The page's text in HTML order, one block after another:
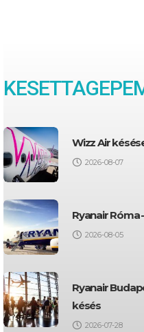
Wizz Air
2026-08-07
Ryanair Róma
2026-08-05
Ryanair
késés
2026-07-28